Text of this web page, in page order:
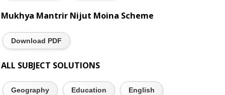
Mukhya Mantrir Nijut Moina Scheme
Download PDF
ALL SUBJECT SOLUTIONS
Geography Education English